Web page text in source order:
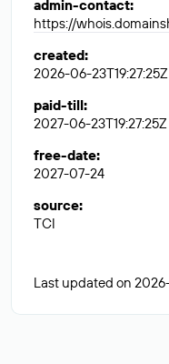
admin-contact:
https://
created:
2026-06-23T19:27:25Z
paid-till:
2027-06-23T19:27:25Z
free-date:
2027-07-24
source:
TCI
Last updated on